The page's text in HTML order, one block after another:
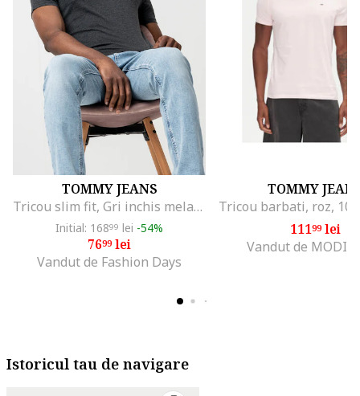
TOMMY JEANS
Tricou slim fit, Gri inchis melange
Initial: 16899 lei -54%
7699lei
Vandut de Fashion Days
TOMMY
11199lei
Vandut de
Istoricul tau de navigare